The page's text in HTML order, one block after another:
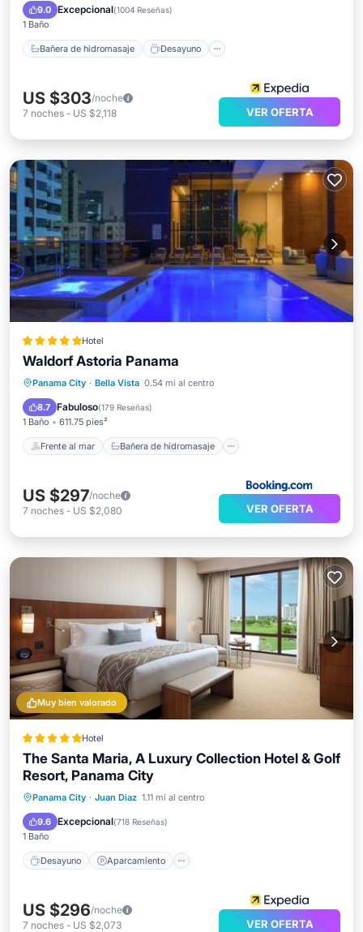
9.0 Excepcional(1004 Reseñas)
1 Baño
Bañera de hidromasaje Desayuno
Aparcamiento
US $303/noche
7 noches - US $2,118 VER OFERTA
Hotel
Waldorf Astoria Panama
Panama City · Bella Vista 0.54 mi al centro
8.7 Fabuloso(179 Reseñas)
1 Baño 611.75 pies²
Frente al mar Bañera de hidromasaje
Frente al mar
Bañera de hidromasaje
Desayuno
US $297/noche
7 noches - US $2,080 VER OFERTA
Muy bien valorado
Hotel
The Santa Maria, A Luxury Collection Hotel & Golf
Resort, Panama City
Panama City · Juan Diaz 1.11 mi al centro
9.6 Excepcional(718 Reseñas)
1 Baño
Desayuno Aparcamiento
Desayuno Aparcamiento
Spa
US $296/noche
7 noches - US $2,073 VER OFERTA